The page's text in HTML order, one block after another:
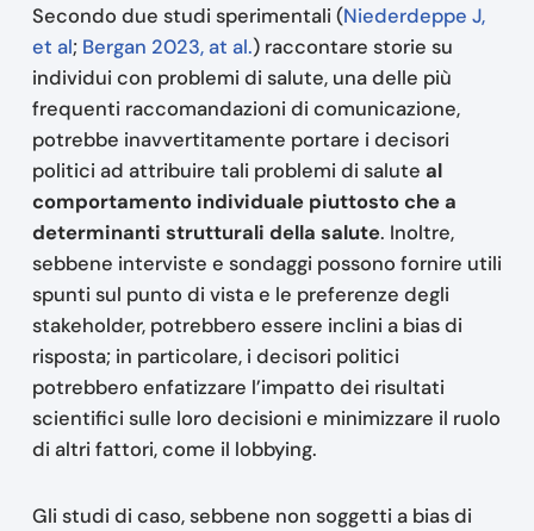
Secondo due studi sperimentali (Niederdeppe J,
et al; Bergan 2023, at al.) raccontare storie su
individui con problemi di salute, una delle più
frequenti raccomandazioni di comunicazione,
potrebbe inavvertitamente portare i decisori
politici ad attribuire tali problemi di salute al
comportamento individuale piuttosto che a
determinanti strutturali della salute. Inoltre,
sebbene interviste e sondaggi possono fornire utili
spunti sul punto di vista e le preferenze degli
stakeholder, potrebbero essere inclini a bias di
risposta; in particolare, i decisori politici
potrebbero enfatizzare l’impatto dei risultati
scientifici sulle loro decisioni e minimizzare il ruolo
di altri fattori, come il lobbying.
Gli studi di caso, sebbene non soggetti a bias di